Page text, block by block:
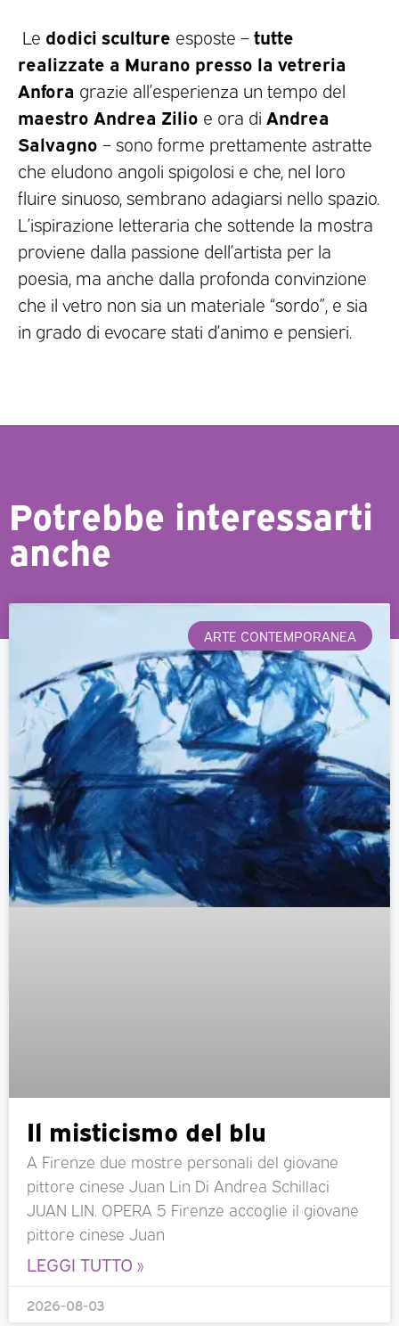
Le dodici sculture esposte –tutte
realizzate a Murano presso la vetreria
Anfora grazie all’esperienza un tempo del
maestro Andrea Zilio e ora di Andrea
Salvagno – sono forme prettamente astratte
che eludono angoli spigolosi e che, nel loro
fluire sinuoso, sembrano adagiarsi nello spazio.
L’ispirazione letteraria che sottende la mostra
proviene dalla passione dell’artista per la
poesia, ma anche dalla profonda convinzione
che il vetro non sia un materiale “sordo”, e sia
in grado di evocare stati d’animo e pensieri.
Potrebbe interessarti
anche
ARTE CONTEMPORANEA
Il misticismo del blu
A Firenze due mostre personali del giovane
pittore cinese Juan Lin Di Andrea Schillaci
JUAN LIN. OPERA 5 Firenze accoglie il giovane
pittore cinese Juan
LEGGI TUTTO »
2026-08-03